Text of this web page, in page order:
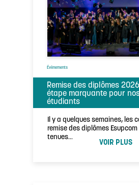
Évènements
Remise des diplômes
étape marquante pour
étudiants
Il y a quelques semaines, les
remise des diplômes
tenues…
VOIR PLUS